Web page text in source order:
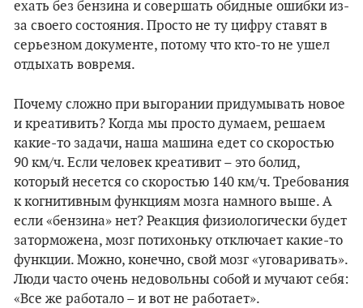
ехать без бензина и совершать обидные ошибки из-
за своего состояния. Просто не ту цифру ставят в
серьезном документе, потому что кто-то не ушел
отдыхать вовремя.
Почему сложно при выгорании придумывать новое
и креативить? Когда мы просто думаем, решаем
какие-то задачи, наша машина едет со скоростью
90 км/ч. Если человек креативит – это болид,
который несется со скоростью 140 км/ч. Требования
к когнитивным функциям мозга намного выше. А
если «бензина» нет? Реакция физиологически будет
заторможена, мозг потихоньку отключает какие-то
функции. Можно, конечно, свой мозг «уговаривать».
Люди часто очень недовольны собой и мучают себя:
«Все же работало – и вот не работает».